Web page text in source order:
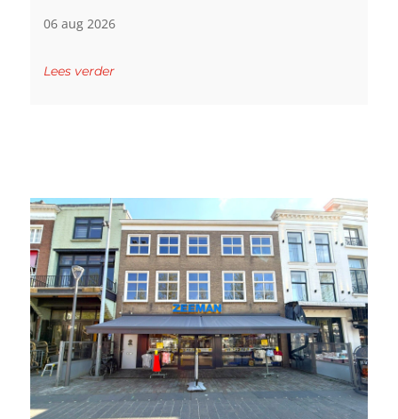
06 aug 2026
Lees verder